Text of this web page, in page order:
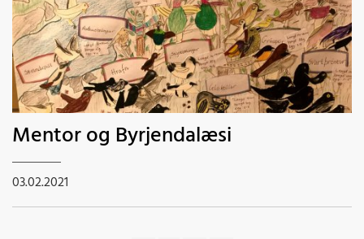
Mentor og Byrjendalæsi
03.02.2021